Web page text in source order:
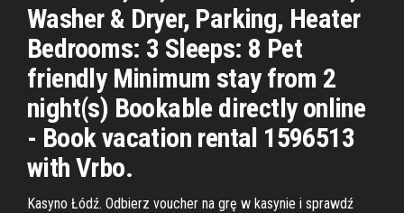
Washer & Dryer, Parking, Heater
Bedrooms: 3 Sleeps: 8 Pet
friendly Minimum stay from 2
night(s) Bookable directly online
- Book vacation rental 1596513
with Vrbo.
Kasyno Łódź. Odbierz voucher na grę w kasynie i sprawdź